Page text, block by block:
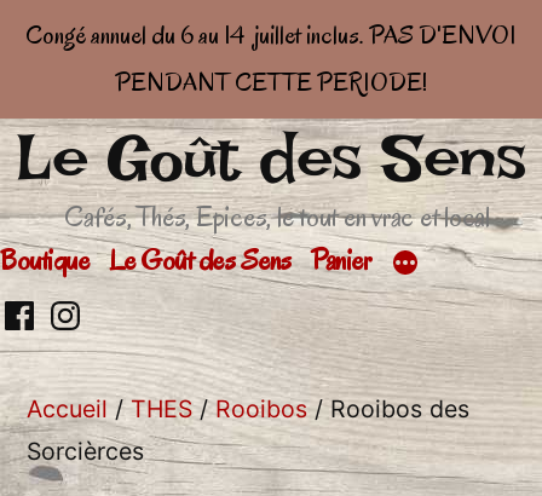
Congé annuel du 6 au 14 juillet inclus. PAS D'ENVOI
PENDANT CETTE PERIODE!
Aller
au
contenu
Le Goût des Sens
Cafés, Thés, Epices, le tout en vrac et local
Boutique Le Goût des Sens Panier
Retrouvez
moi
sur
facebook
Retrouver
moi
sur
Insta
Accueil / THES/Rooibos/ Rooibos des
Sorcièrces